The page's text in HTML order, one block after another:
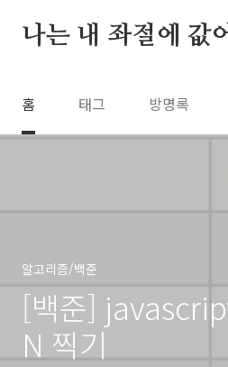
나는 내 좌절에 값
홈 태그 방명록
알고리즘/백준
[백준]
N 찍기